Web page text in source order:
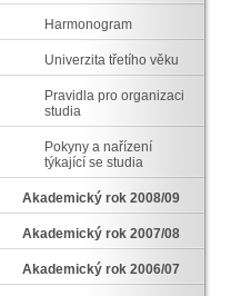
Harmonogram
Univerzita třetího věku
Pravidla pro organizaci
studia
Pokyny a nařízení
týkající se studia
Akademický rok 2008/09
Akademický rok 2007/08
Akademický rok 2006/07